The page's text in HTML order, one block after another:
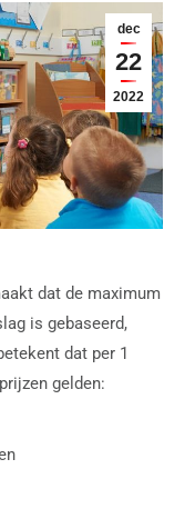
dec
22
2022
dat de maximum
is gebaseerd,
dat per 1
gelden: